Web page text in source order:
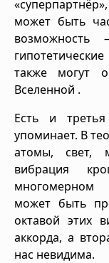
может быть
возможность
также могут
Вселенной .
Есть и
упоминает. В
атомы, свет,
вибрация
многомерном
может быть
октавой этих
аккорда, а
нас невидима.